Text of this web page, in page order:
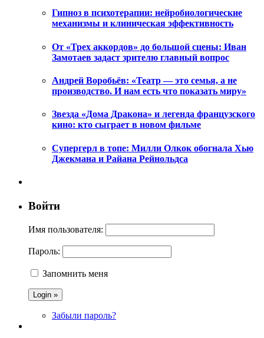
Гипноз в психотерапии: нейробиологические
механизмы и клиническая эффективность
От «Трех аккордов» до большой сцены: Иван
Замотаев задаст зрителю главный вопрос
Андрей Воробьёв: «Театр — это семья, а не
производство. И нам есть что показать миру»
Звезда «Дома Дракона» и легенда французского
кино: кто сыграет в новом фильме
Супергерл в топе: Милли Олкок обогнала Хью
Джекмана и Райана Рейнольдса
Войти
Имя пользователя:
Пароль:
Запомнить меня
Забыли пароль?